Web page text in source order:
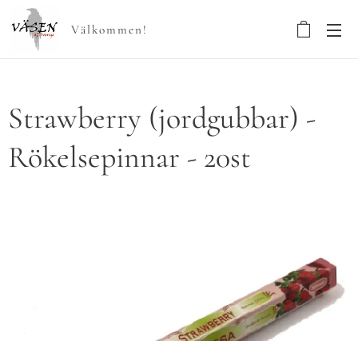
Välkommen!
Strawberry (jordgubbar) -
Rökelsepinnar - 20st